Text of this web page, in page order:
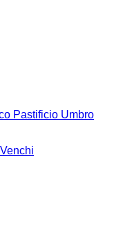
Pastificio Umbro